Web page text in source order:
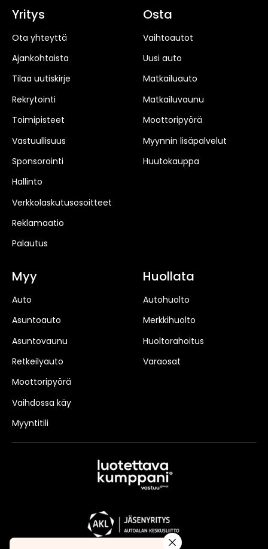
Yritys
Ota yhteyttä
Ajankohtaista
Tilaa uutiskirje
Rekrytointi
Toimipisteet
Vastuullisuus
Sponsorointi
Hallinto
Verkkolaskutusosoitteet
Reklamaatio
Palautus
Osta
Vaihtoautot
Uusi auto
Matkailuauto
Matkailuvaunu
Moottoripyörä
Myynnin lisäpalvelut
Huutokauppa
Myy
Auto
Asuntoauto
Asuntovaunu
Retkeilyauto
Moottoripyörä
Vaihdossa käy
Myyntitili
Huollata
Autohuolto
Merkkihuolto
Huoltorahoitus
Varaosat